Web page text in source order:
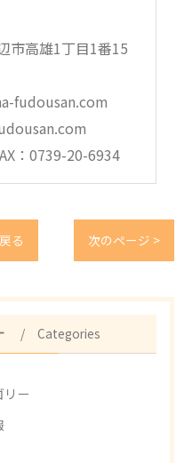
市高雄1丁目1番15
fudousan.com
：0739-20-6934
る 次のページ >
Categories
リー